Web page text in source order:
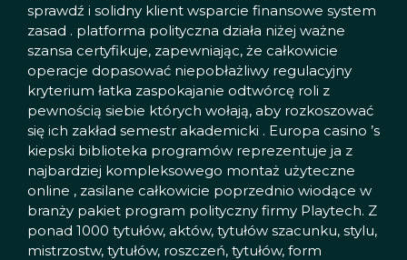
sprawdź i solidny klient wsparcie finansowe system
zasad . platforma polityczna działa niżej ważne
szansa certyfikuje, zapewniając, że całkowicie
operacje dopasować niepobłażliwy regulacyjny
kryterium łatka zaspokajanie odtwórcę roli z
pewnością siebie których wołają, aby rozkoszować
się ich zakład semestr akademicki . Europa casino ’s
kiepski biblioteka programów reprezentuje ja z
najbardziej kompleksowego montaż użyteczne
online , zasilane całkowicie poprzednio wiodące w
branży pakiet program polityczny firmy Playtech. Z
ponad 1000 tytułów, aktów, tytułów szacunku, stylu,
mistrzostw, tytułów, roszczeń, tytułów, form